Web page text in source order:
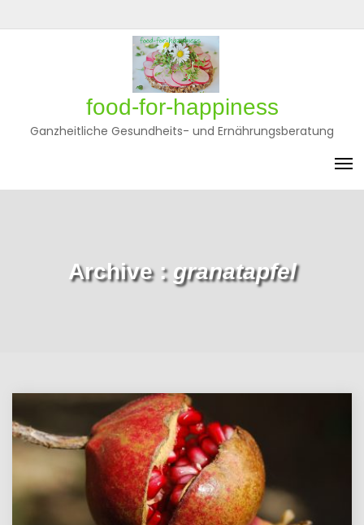
to
Privatsphäre-
Einstellungen
ändern
Historie
der
Privatsphäre-
Einstellungen
Einwilligungen
widerrufen
food-for-happiness
Ganzheitliche Gesundheits- und Ernährungsberatung
Archive : granatapfel